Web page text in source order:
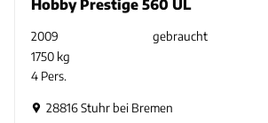
Hobby Prestige 560 UL
2009
gebraucht
1750 kg
4 Pers.
28816 Stuhr bei Bremen